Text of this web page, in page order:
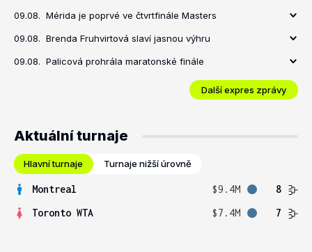
09.08. Mérida je poprvé ve čtvrtfinále Masters
09.08. Brenda Fruhvirtová slaví jasnou výhru
09.08. Palicová prohrála maratonské finále
Další expres zprávy
Aktuální turnaje
Hlavní turnaje Turnaje nižší úrovně
Montreal $9.4M
8
Toronto WTA
$7.4M 7